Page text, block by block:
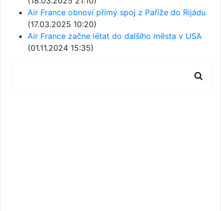
Air France obnoví přímý spoj z Paříže do Rijádu
(17.03.2025 10:20)
Air France začne létat do dalšího města v USA
(01.11.2024 15:35)